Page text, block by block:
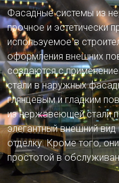
Фасадные системы из
прочное и эстетически
используемое в
оформления внешних
создаются с
стали в наружных
глянцевым и гладким
из нержавеющей стали
элегантный внешний
отделку. Кроме того,
простотой в